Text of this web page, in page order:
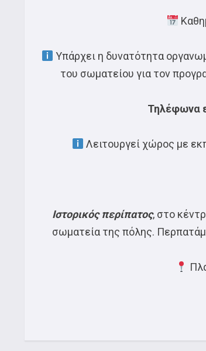
Υπάρχει η δυνατότητα
του σωματείου για τον
Τηλέφωνα
Λειτουργεί χώρος με
Ιστορικός περίπατος, στο
σωματεία της πόλης.